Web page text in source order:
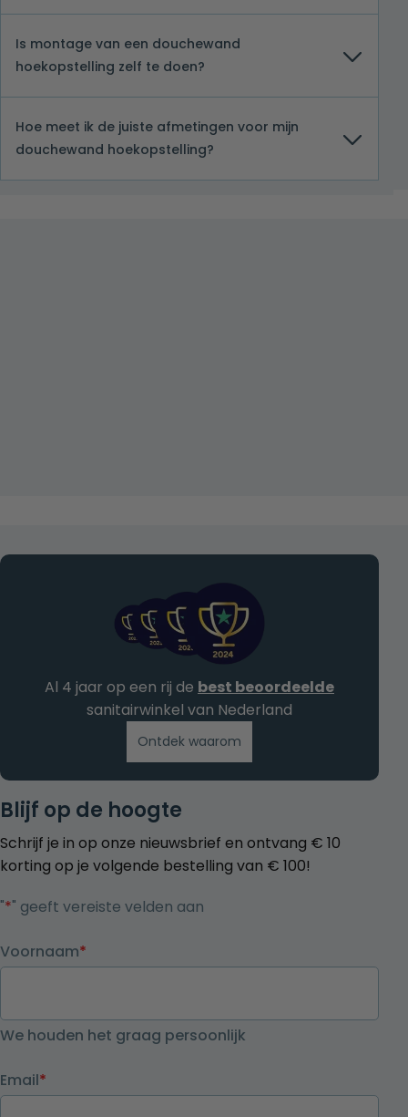
Is montage van een douchewand
hoekopstelling zelf te doen?
Hoe meet ik de juiste afmetingen voor mijn
douchewand hoekopstelling?
Blijf op de hoogte
Schrijf je in op onze nieuwsbrief en ontvang € 10
korting op je volgende bestelling van € 100!
"*" geeft vereiste velden aan
Voornaam*
We houden het graag persoonlijk
Email*
Al 4 jaar op een rij de best beoordeelde
sanitairwinkel van Nederland
Ontdek waarom